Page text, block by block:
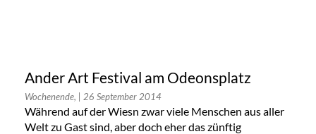
Ander Art Festival am Odeonsplatz
Wochenende, | 26 September 2014
Während auf der Wiesn zwar viele Menschen aus aller
Welt zu Gast sind, aber doch eher das zünftig